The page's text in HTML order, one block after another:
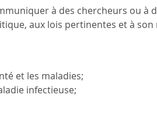
à des chercheurs ou à
aux lois pertinentes et à son
et les maladies;
infectieuse;